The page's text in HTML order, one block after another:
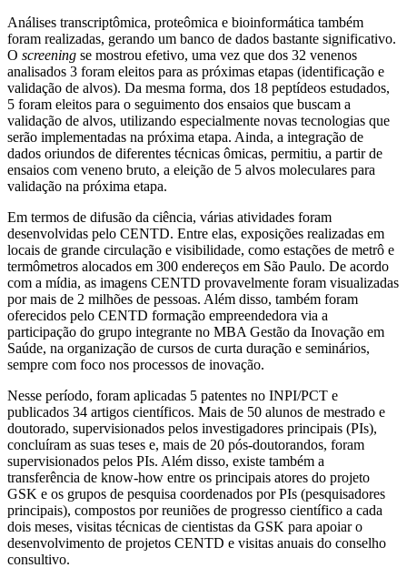
Análises transcriptômica, proteômica e bioinformática também
foram realizadas, gerando um banco de dados bastante significativo.
O screening se mostrou efetivo, uma vez que dos 32 venenos
analisados 3 foram eleitos para as próximas etapas (identificação e
validação de alvos). Da mesma forma, dos 18 peptídeos estudados,
5 foram eleitos para o seguimento dos ensaios que buscam a
validação de alvos, utilizando especialmente novas tecnologias que
serão implementadas na próxima etapa. Ainda, a integração de
dados oriundos de diferentes técnicas ômicas, permitiu, a partir de
ensaios com veneno bruto, a eleição de 5 alvos moleculares para
validação na próxima etapa.
Em termos de difusão da ciência, várias atividades foram
desenvolvidas pelo CENTD. Entre elas, exposições realizadas em
locais de grande circulação e visibilidade, como estações de metrô e
termômetros alocados em 300 endereços em São Paulo. De acordo
com a mídia, as imagens CENTD provavelmente foram visualizadas
por mais de 2 milhões de pessoas. Além disso, também foram
oferecidos pelo CENTD formação empreendedora via a
participação do grupo integrante no MBA Gestão da Inovação em
Saúde, na organização de cursos de curta duração e seminários,
sempre com foco nos processos de inovação.
Nesse período, foram aplicadas 5 patentes no INPI/PCT e
publicados 34 artigos científicos. Mais de 50 alunos de mestrado e
doutorado, supervisionados pelos investigadores principais (PIs),
concluíram as suas teses e, mais de 20 pós-doutorandos, foram
supervisionados pelos PIs. Além disso, existe também a
transferência de know-how entre os principais atores do projeto
GSK e os grupos de pesquisa coordenados por PIs (pesquisadores
principais), compostos por reuniões de progresso científico a cada
dois meses, visitas técnicas de cientistas da GSK para apoiar o
desenvolvimento de projetos CENTD e visitas anuais do conselho
consultivo.